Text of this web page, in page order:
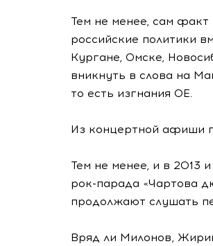
Тем не менее, сам факт
российские политики
Кургане, Омске,
вникнуть в слова на
то есть изгнания ОЕ.
Из концертной афиши
Тем не менее, и в 2013
рок-парада «Чартова
продолжают слушать
Вряд ли Милонов,